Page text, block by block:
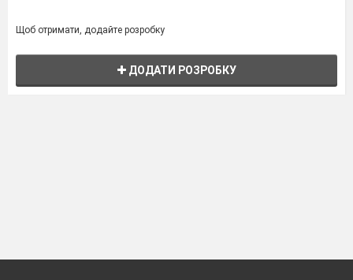
Щоб отримати, додайте розробку
ДОДАТИ РОЗРОБКУ